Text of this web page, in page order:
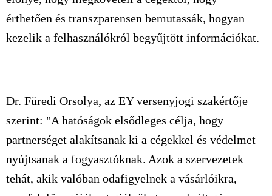
érthetően és transzparensen bemutassák, hogyan
kezelik a felhasználókról begyűjtött információkat.
Dr. Füredi Orsolya, az EY versenyjogi szakértője
szerint: "A hatóságok elsődleges célja, hogy
partnerséget alakítsanak ki a cégekkel és védelmet
nyújtsanak a fogyasztóknak. Azok a szervezetek
tehát, akik valóban odafigyelnek a vásárlóikra,